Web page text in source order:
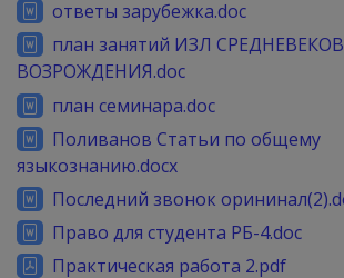
ответы зарубежка.doc
план занятий ИЗЛ
ВОЗРОЖДЕНИЯ.doc
план семинара.doc
Поливанов Статьи по общему
языкознанию.docx
Последний звонок
Право для студента РБ-4.doc
Практическая работа 2.pdf